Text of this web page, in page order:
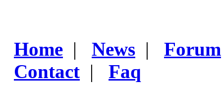
Home | News | Forum
Contact | Faq